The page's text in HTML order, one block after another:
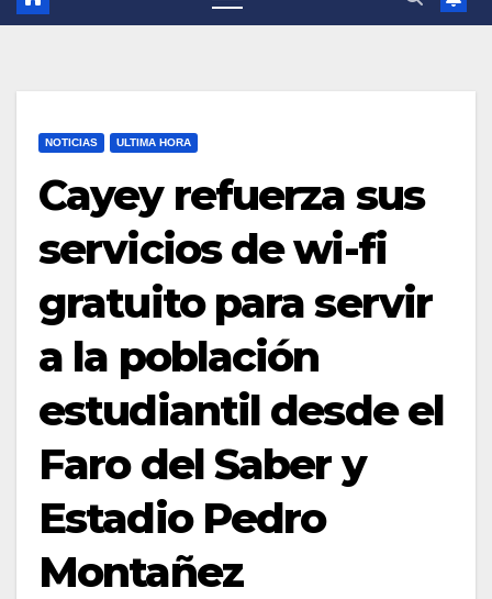
NOTICIAS ULTIMA HORA
Cayey refuerza sus
servicios de wi-fi
gratuito para servir
a la población
estudiantil desde el
Faro del Saber y
Estadio Pedro
Montañez